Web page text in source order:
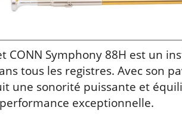
CONN Symphony 88H est un
tous les registres. Avec son
une sonorité puissante et
exceptionnelle.